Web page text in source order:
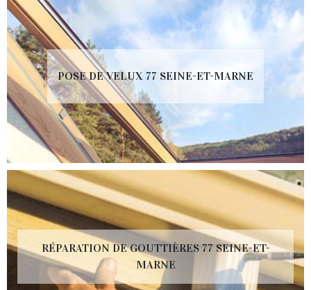
POSE DE VELUX 77 SEINE-ET-MARNE
RÉPARATION DE GOUTTIÈRES 77 SEINE-ET-
MARNE